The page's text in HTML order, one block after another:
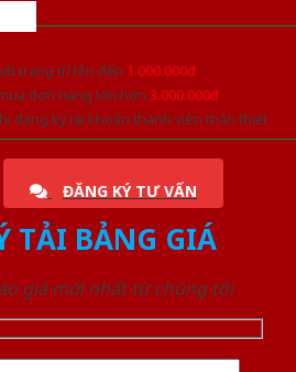
trang trí lên đến 1.000.000đ
đơn hàng lớn hơn 3.000.000đ
đăng ký tài khoản thành viên thân thiết
ĐĂNG KÝ TƯ VẤN
TẢI BẢNG GIÁ
giá mới nhất từ chúng tôi